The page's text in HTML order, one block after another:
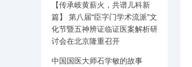
【传承岐黄薪火，共谱儿科新
篇】 第八届“臣字门学术流派”文
化节暨五神辨证临证医案解析研
讨会在北京隆重召开
中国国医大师石学敏的故事